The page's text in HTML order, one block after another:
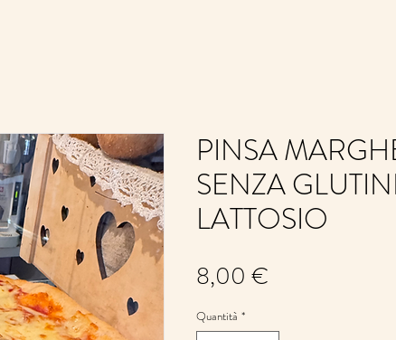
PINSA
SENZA
LATTOSIO
8,00 €
Quantità *